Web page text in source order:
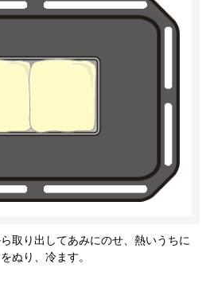
取り出してあみにのせ、熱いうちに
ぬり、冷ます。